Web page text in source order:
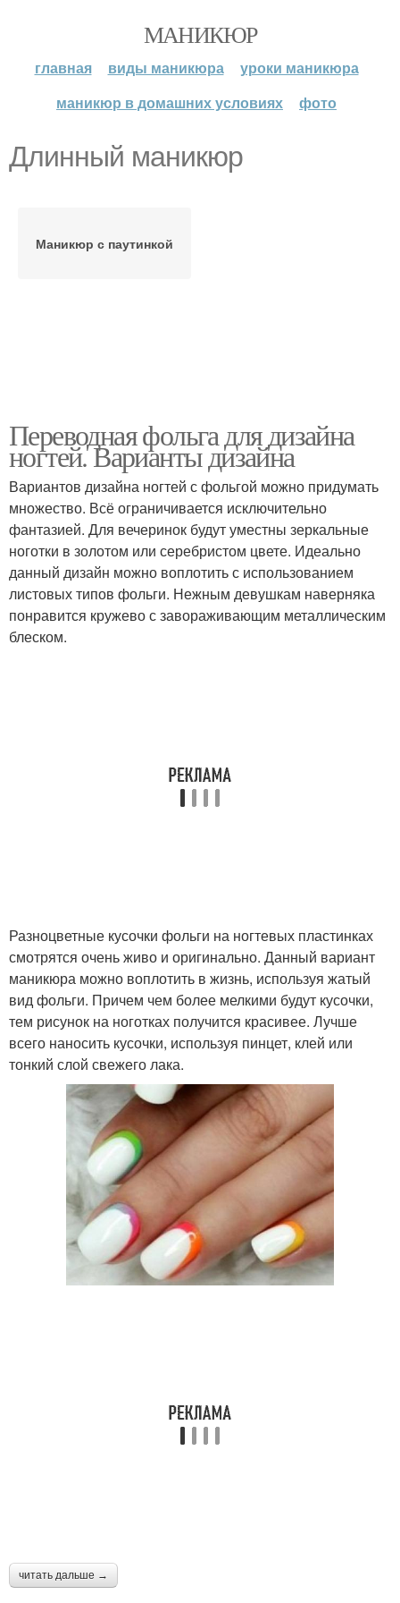
МАНИКЮР
главная виды маникюра
уроки маникюра
маникюр в домашних условиях
фото
Длинный маникюр
Маникюр с паутинкой
Переводная фольга для дизайна
ногтей. Варианты дизайна
Вариантов дизайна ногтей с фольгой можно придумать
множество. Всё ограничивается исключительно
фантазией. Для вечеринок будут уместны зеркальные
ноготки в золотом или серебристом цвете. Идеально
данный дизайн можно воплотить с использованием
листовых типов фольги. Нежным девушкам наверняка
понравится кружево с завораживающим металлическим
блеском.
Разноцветные кусочки фольги на ногтевых пластинках
смотрятся очень живо и оригинально. Данный вариант
маникюра можно воплотить в жизнь, используя жатый
вид фольги. Причем чем более мелкими будут кусочки,
тем рисунок на ноготках получится красивее. Лучше
всего наносить кусочки, используя пинцет, клей или
тонкий слой свежего лака.
читать дальше →